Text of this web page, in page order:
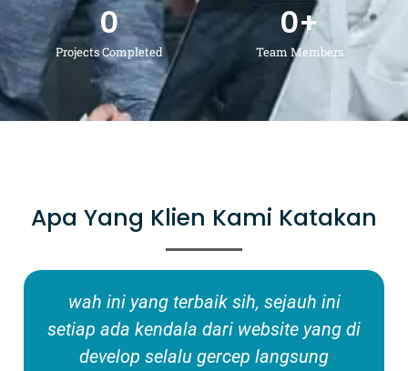
Projects Completed
0
Team Members
0+
Apa Yang Klien Kami Katakan
wah ini yang terbaik sih, sejauh ini
setiap ada kendala dari website yang di
develop selalu gercep langsung